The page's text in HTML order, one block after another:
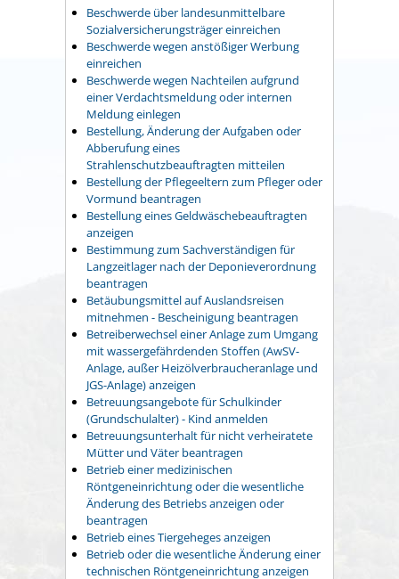
Beschwerde über landesunmittelbare
Sozialversicherungsträger einreichen
Beschwerde wegen anstößiger Werbung
einreichen
Beschwerde wegen Nachteilen aufgrund
einer Verdachtsmeldung oder internen
Meldung einlegen
Bestellung, Änderung der Aufgaben oder
Abberufung eines
Strahlenschutzbeauftragten mitteilen
Bestellung der Pflegeeltern zum Pfleger oder
Vormund beantragen
Bestellung eines Geldwäschebeauftragten
anzeigen
Bestimmung zum Sachverständigen für
Langzeitlager nach der Deponieverordnung
beantragen
Betäubungsmittel auf Auslandsreisen
mitnehmen - Bescheinigung beantragen
Betreiberwechsel einer Anlage zum Umgang
mit wassergefährdenden Stoffen (AwSV-
Anlage, außer Heizölverbraucheranlage und
JGS-Anlage) anzeigen
Betreuungsangebote für Schulkinder
(Grundschulalter) - Kind anmelden
Betreuungsunterhalt für nicht verheiratete
Mütter und Väter beantragen
Betrieb einer medizinischen
Röntgeneinrichtung oder die wesentliche
Änderung des Betriebs anzeigen oder
beantragen
Betrieb eines Tiergeheges anzeigen
Betrieb oder die wesentliche Änderung einer
technischen Röntgeneinrichtung anzeigen